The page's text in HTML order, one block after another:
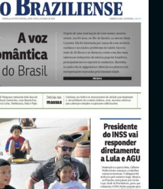
Revistas
Jornais
Notícias
Entrar